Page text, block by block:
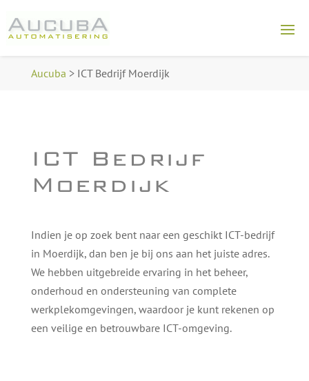
Aucuba > ICT Bedrijf Moerdijk
ICT Bedrijf
Moerdijk
Indien je op zoek bent naar een geschikt ICT-bedrijf
in Moerdijk, dan ben je bij ons aan het juiste adres.
We hebben uitgebreide ervaring in het beheer,
onderhoud en ondersteuning van complete
werkplekomgevingen, waardoor je kunt rekenen op
een veilige en betrouwbare ICT-omgeving.